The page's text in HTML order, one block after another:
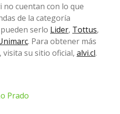
no cuentan con lo que
de la categoría
serlo Lider, Tottus,
. Para obtener más
su sitio oficial, alvi.cl.
Prado